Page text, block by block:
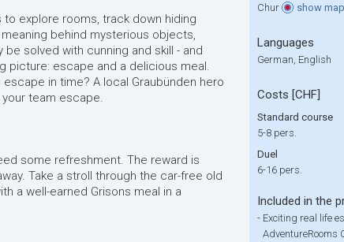
explore rooms, track down hiding
behind mysterious objects,
solved with cunning and skill - and
picture: escape and a delicious meal.
in time? A local Graubünden hero
team escape.
some refreshment. The reward is
Take a stroll through the car-free old
a well-earned Grisons meal in a
Chur show map
Languages
German, English
Costs [CHF]
Standard course
5-8 pers.
Duel
6-16 pers.
Included in the
- Exciting real life
AdventureRooms